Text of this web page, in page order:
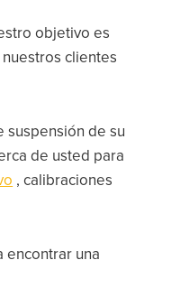
objetivo es
clientes
suspensión de su
de usted para
, calibraciones
encontrar una